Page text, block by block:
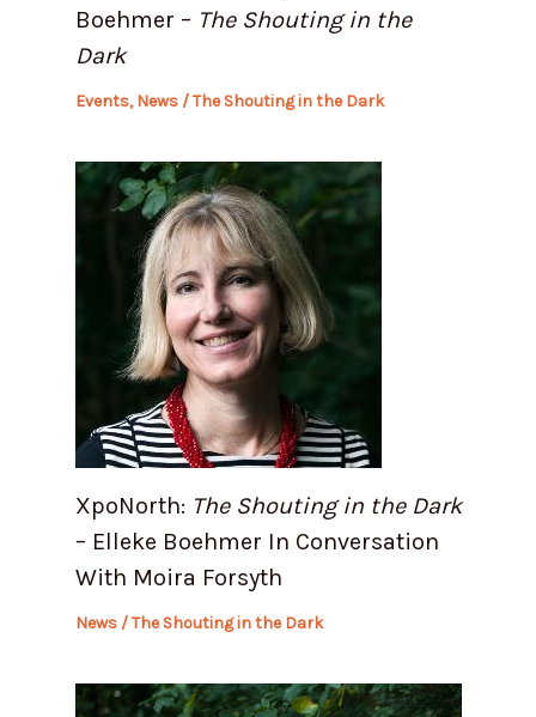
Boehmer – The Shouting in the
Dark
Events,News/The Shouting in the Dark
XpoNorth: The Shouting in the Dark
– Elleke Boehmer In Conversation
With Moira Forsyth
News/The Shouting in the Dark